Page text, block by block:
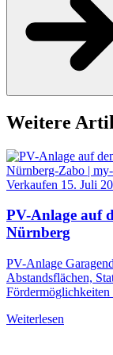
Weitere
Verkaufen 15. Juli
PV-Anlage auf
Nürnberg
PV-Anlage
Abstandsflächen,
Weiterlesen